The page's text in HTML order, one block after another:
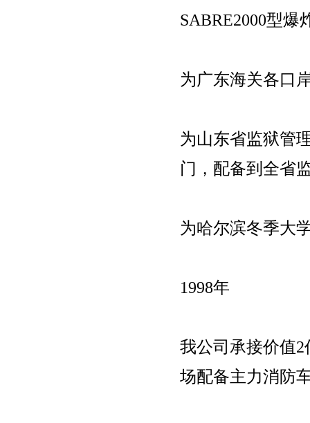
SABRE2000型爆
为广东海关各口
为山东省监狱管
门，配备到全省
为哈尔滨冬季大
1998年
我公司承接价值
场配备主力消防